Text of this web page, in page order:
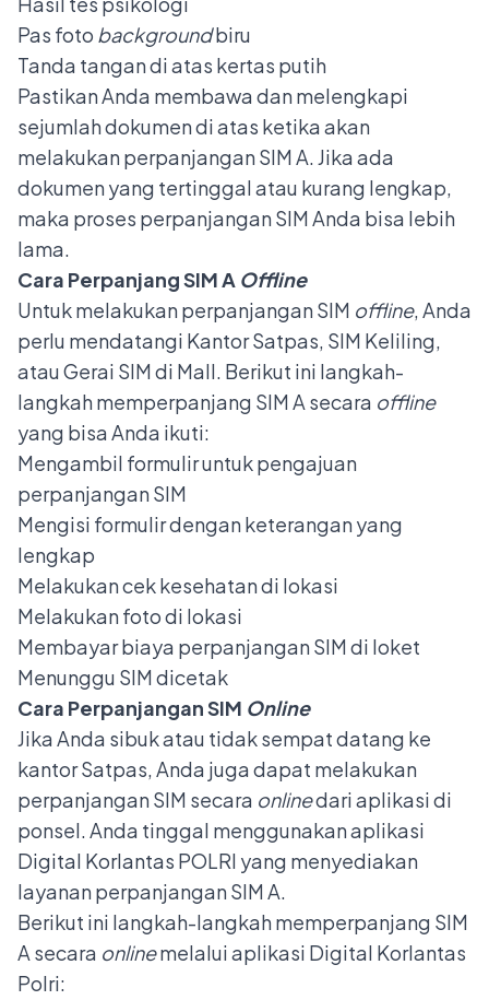
Pas foto backgroundbiru
Tanda tangan di atas kertas putih
Pastikan Anda membawa dan melengkapi
sejumlah dokumen di atas ketika akan
melakukan perpanjangan SIM A. Jika ada
dokumen yang tertinggal atau kurang lengkap,
maka proses perpanjangan SIM Anda bisa lebih
lama.
Cara Perpanjang SIM A Offline
Untuk melakukan perpanjangan SIM offline, Anda
perlu mendatangi Kantor Satpas, SIM Keliling,
atau Gerai SIM di Mall. Berikut ini langkah-
langkah memperpanjang SIM A secara offline
yang bisa Anda ikuti:
Mengambil formulir untuk pengajuan
perpanjangan SIM
Mengisi formulir dengan keterangan yang
lengkap
Melakukan cek kesehatan di lokasi
Melakukan foto di lokasi
Membayar biaya perpanjangan SIM di loket
Menunggu SIM dicetak
Cara Perpanjangan SIM Online
Jika Anda sibuk atau tidak sempat datang ke
kantor Satpas, Anda juga dapat melakukan
perpanjangan SIM secara onlinedari aplikasi di
ponsel. Anda tinggal menggunakan aplikasi
Digital Korlantas POLRI yang menyediakan
layanan perpanjangan SIM A.
Berikut ini langkah-langkah memperpanjang SIM
A secara onlinemelalui aplikasi Digital Korlantas
Polri: